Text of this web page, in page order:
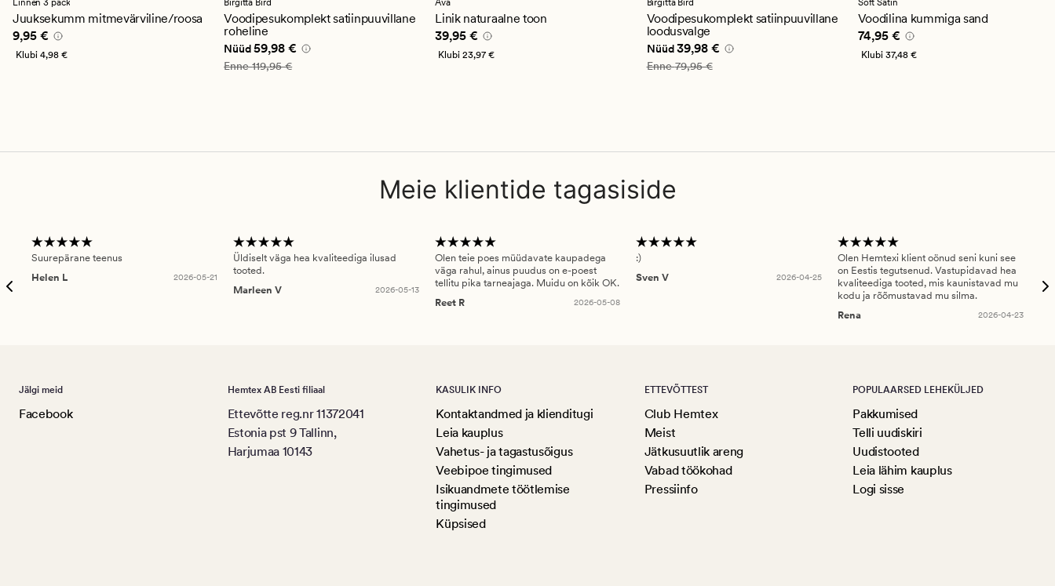
Linnen 3 pack
Juuksekumm mitmevärviline/roosa
Pris_ee 9,95 €
9,95 €
Klubi 4,98 €
Birgitta Bird
Voodipesukomplekt satiinpuuvillane
roheline
Nåværende pris_ee
Nüüd59,98 €
Vanlig pris_ee
Enne119,95 €
5
Ava
Linik naturaalne toon
Pris_ee 39,95 €
39,95 €
Klubi23,97 €
Birgitta Bird
Voodipesukomplekt satiinpuuvillane
loodusvalge
Nåværende pris_ee
Nüüd 39,98 €
Vanlig pris_ee
Enne79,95 €
4.5
Soft Satin
Voodilina kummiga sand
Pris_ee 74,95 €
74,95 €
Klubi 37,48 €
Meie klientide tagasiside
Suurepärane teenus
Helen L
2026-05-21
Üldiselt väga hea kvaliteediga ilusad
tooted.
Marleen V
2026-05-13
Olen teie poes müüdavate kaupadega
väga rahul, ainus puudus on e-poest
tellitu pika tarneajaga. Muidu on kõik OK.
Reet R
2026-05-08
:)
Sven V
2026-04-25
Olen Hemtexi klient oönud seni kuni see
on Eestis tegutsenud. Vastupidavad hea
kvaliteediga tooted, mis kaunistavad mu
kodu ja rõõmustavad mu silma.
Rena
2026-04-23
Jälgi meid
Facebook
Hemtex AB Eesti filiaal
Ettevõtte reg.nr 11372041
Estonia pst 9 Tallinn,
Harjumaa 10143
KASULIK INFO
Kontaktandmed ja klienditugi
Leia kauplus
Vahetus- ja tagastusõigus
Veebipoe tingimused
Isikuandmete töötlemise
tingimused
Küpsised
ETTEVÕTTEST
Club Hemtex
Meist
Jätkusuutlik areng
Vabad töökohad
Pressiinfo
POPULAARSED LEHEKÜLJED
Pakkumised
Telli uudiskiri
Uudistooted
Leia lähim kauplus
Logi sisse